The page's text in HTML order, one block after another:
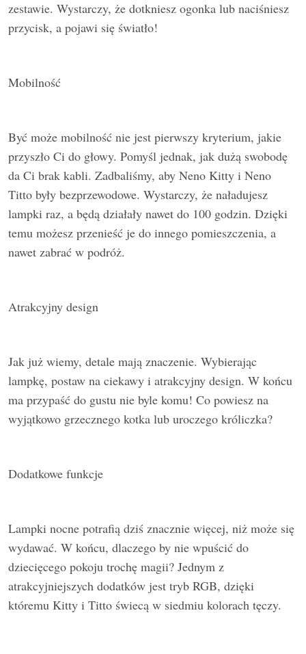
zestawie. Wystarczy, że dotkniesz ogonka lub naciśniesz
przycisk, a pojawi się światło!
Mobilność
Być może mobilność nie jest pierwszy kryterium, jakie
przyszło Ci do głowy. Pomyśl jednak, jak dużą swobodę
da Ci brak kabli. Zadbaliśmy, aby Neno Kitty i Neno
Titto były bezprzewodowe. Wystarczy, że naładujesz
lampki raz, a będą działały nawet do 100 godzin. Dzięki
temu możesz przenieść je do innego pomieszczenia, a
nawet zabrać w podróż.
Atrakcyjny design
Jak już wiemy, detale mają znaczenie. Wybierając
lampkę, postaw na ciekawy i atrakcyjny design. W końcu
ma przypaść do gustu nie byle komu! Co powiesz na
wyjątkowo grzecznego kotka lub uroczego króliczka?
Dodatkowe funkcje
Lampki nocne potrafią dziś znacznie więcej, niż może się
wydawać. W końcu, dlaczego by nie wpuścić do
dziecięcego pokoju trochę magii? Jednym z
atrakcyjniejszych dodatków jest tryb RGB, dzięki
któremu Kitty i Titto świecą w siedmiu kolorach tęczy.